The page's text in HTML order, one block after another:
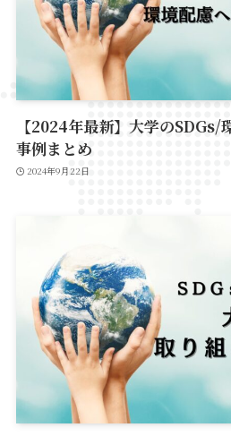
【2024年最新】大学のSDGs/
事例まとめ
2024年9月22日